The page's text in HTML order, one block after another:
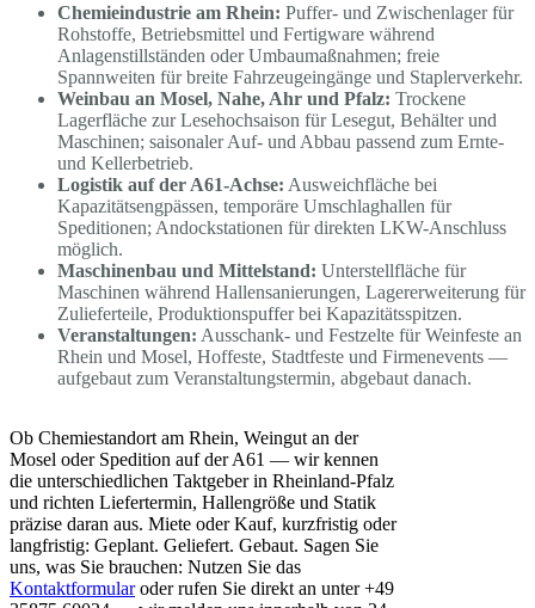
Chemieindustrie am Rhein: Puffer- und Zwischenlager für
Rohstoffe, Betriebsmittel und Fertigware während
Anlagenstillständen oder Umbaumaßnahmen; freie
Spannweiten für breite Fahrzeugeingänge und Staplerverkehr.
Weinbau an Mosel, Nahe, Ahr und Pfalz: Trockene
Lagerfläche zur Lesehochsaison für Lesegut, Behälter und
Maschinen; saisonaler Auf- und Abbau passend zum Ernte-
und Kellerbetrieb.
Logistik auf der A61-Achse: Ausweichfläche bei
Kapazitätsengpässen, temporäre Umschlaghallen für
Speditionen; Andockstationen für direkten LKW-Anschluss
möglich.
Maschinenbau und Mittelstand: Unterstellfläche für
Maschinen während Hallensanierungen, Lagererweiterung für
Zulieferteile, Produktionspuffer bei Kapazitätsspitzen.
Veranstaltungen: Ausschank- und Festzelte für Weinfeste an
Rhein und Mosel, Hoffeste, Stadtfeste und Firmenevents —
aufgebaut zum Veranstaltungstermin, abgebaut danach.
Ob Chemiestandort am Rhein, Weingut an der
Mosel oder Spedition auf der A61 — wir kennen
die unterschiedlichen Taktgeber in Rheinland-Pfalz
und richten Liefertermin, Hallengröße und Statik
präzise daran aus. Miete oder Kauf, kurzfristig oder
langfristig: Geplant. Geliefert. Gebaut. Sagen Sie
uns, was Sie brauchen: Nutzen Sie das
Kontaktformularoder rufen Sie direkt an unter +49